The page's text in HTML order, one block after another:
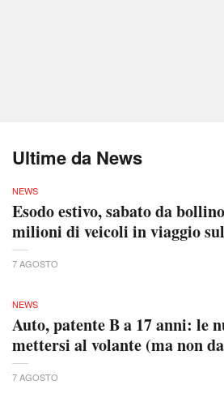
Ultime da News
NEWS
Esodo estivo, sabato da
milioni di veicoli in viaggio
7 AGOSTO
NEWS
Auto, patente B a 17 anni: le
mettersi al volante (ma non
7 AGOSTO